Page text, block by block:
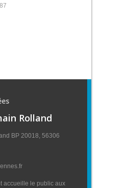
Rolland
BP 20018, 56306
accueille le public aux